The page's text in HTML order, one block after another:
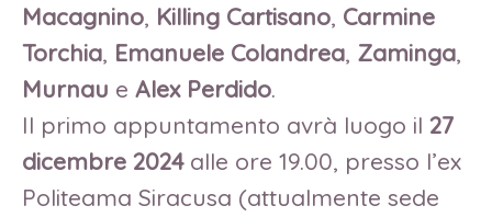
Macagnino, Killing Cartisano, Carmine
Torchia, Emanuele Colandrea, Zaminga,
Murnau e Alex Perdido.
Il primo appuntamento avrà luogo il 27
dicembre 2024alle ore 19.00, presso l’ex
Politeama Siracusa (attualmente sede